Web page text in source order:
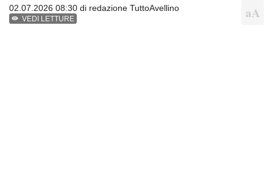
02.07.2026 08:30 di redazione TuttoAvellino
VEDI LETTURE